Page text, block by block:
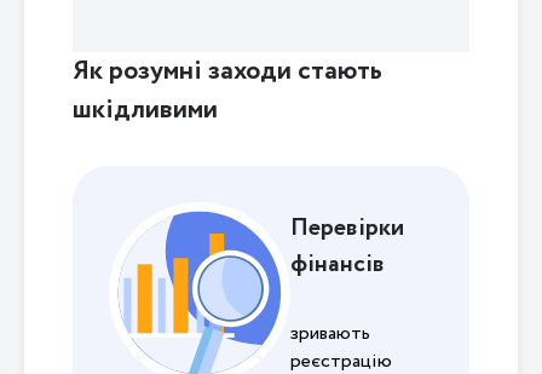
Як розумні заходи стають
шкідливими
Перевірки
фінансів
зривають
реєстрацію